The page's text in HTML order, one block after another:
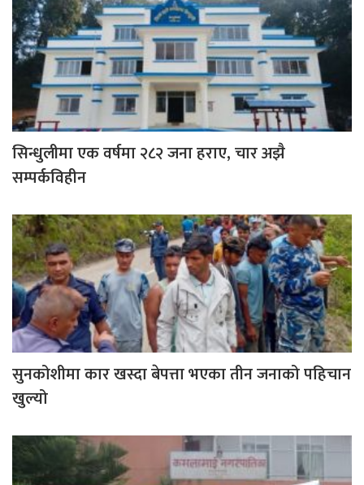
सिन्धुलीमा एक वर्षमा २८२ जना हराए, चार अझै
सम्पर्कविहीन
सुनकोशीमा कार खस्दा बेपत्ता भएका तीन जनाको पहिचान
खुल्यो